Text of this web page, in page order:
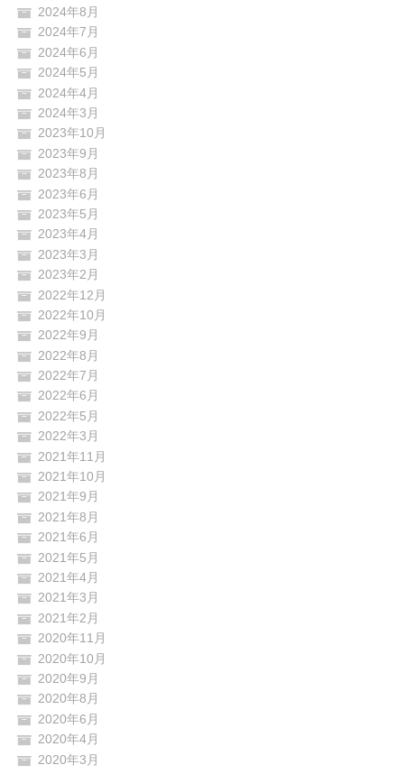
2024年8月
2024年7月
2024年6月
2024年5月
2024年4月
2024年3月
2023年10月
2023年9月
2023年8月
2023年6月
2023年5月
2023年4月
2023年3月
2023年2月
2022年12月
2022年10月
2022年9月
2022年8月
2022年7月
2022年6月
2022年5月
2022年3月
2021年11月
2021年10月
2021年9月
2021年8月
2021年6月
2021年5月
2021年4月
2021年3月
2021年2月
2020年11月
2020年10月
2020年9月
2020年8月
2020年6月
2020年4月
2020年3月